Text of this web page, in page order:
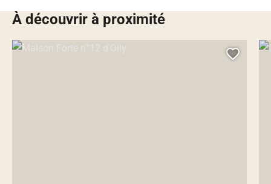
À découvrir à proximité
Maison Forte n°12 d’Olly, © Droits gérés